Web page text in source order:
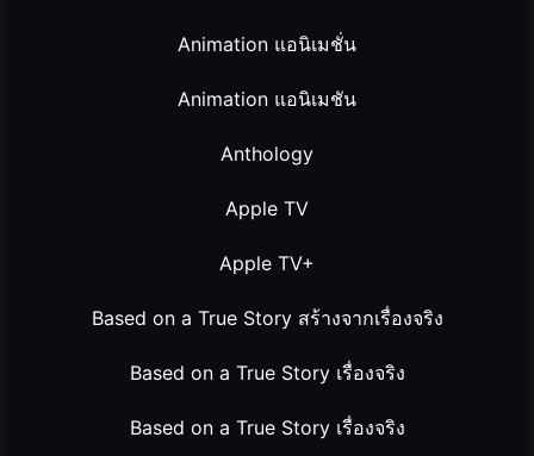
Animation แอนิเมชั่น
Animation แอนิเมชัน
Anthology
Apple TV
Apple TV+
Based on a True Story สร้างจากเรื่องจริง
Based on a True Story เรื่องจริง
Based on a True Story เรื่องจริง